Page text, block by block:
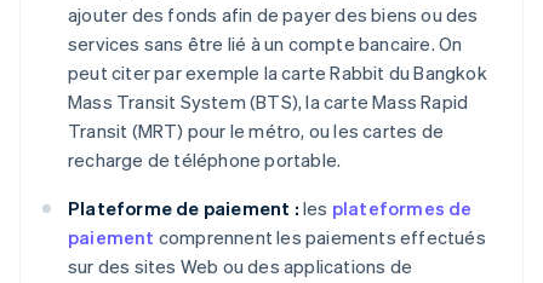
ajouter des fonds afin de payer des biens ou des
services sans être lié à un compte bancaire. On
peut citer par exemple la carte Rabbit du Bangkok
Mass Transit System (BTS), la carte Mass Rapid
Transit (MRT) pour le métro, ou les cartes de
recharge de téléphone portable.
Plateforme de paiement : les plateformes de
paiement comprennent les paiements effectués
sur des sites Web ou des applications de